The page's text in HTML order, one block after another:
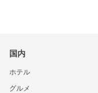
国内
ホテル
グルメ